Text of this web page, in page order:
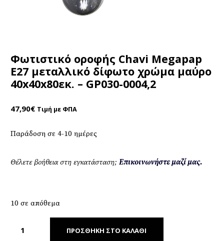
Φωτιστικό οροφής Chavi Megapap
E27 μεταλλικό δίφωτο χρώμα μαύρο
40x40x80εκ. – GP030-0004,2
47,90€ Τιμή με ΦΠΑ
Παράδοση σε 4-10 ημέρες
Θέλετε βοήθεια στη εγκατάσταση; Επικοινωνήστε μαζί μας.
10 σε απόθεμα
ΠΡΟΣΘΉΚΗ ΣΤΟ ΚΑΛΆΘΙ